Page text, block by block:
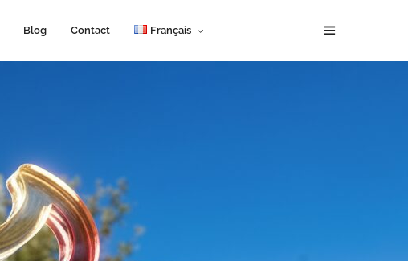
Blog Contact Français